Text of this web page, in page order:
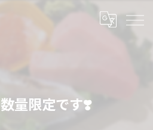
量限定です❣️